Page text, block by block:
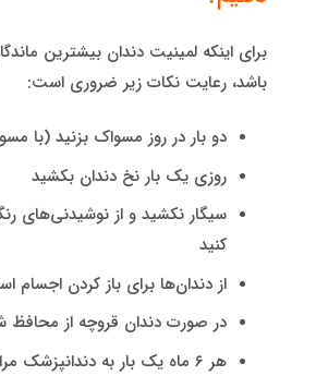
برای اینکه لمینیت دندان بیشترین
باشد، رعایت نکات زیر ضروری است:
دو بار در روز مسواک بزنید (با
روزی یک بار نخ دندان بکشید
سیگار نکشید و از نوشیدنی‌های
کنید
از دندان‌ها برای باز کردن اجسام
در صورت دندان قروچه از محافظ
هر ۶ ماه یک بار به دندانپزشک مراجعه کنید